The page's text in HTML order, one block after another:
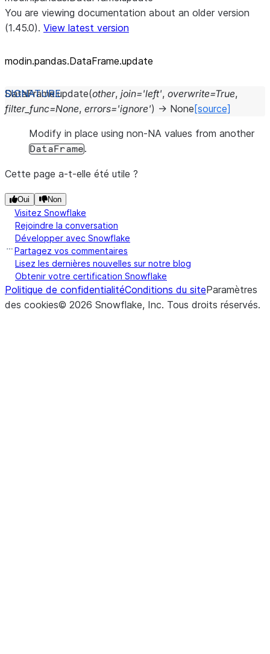
You are viewing documentation about an older version
(1.45.0). View latest version
modin.pandas.DataFrame.update
DataFrame.update(other, join='left', overwrite=True,
filter_func=None, errors='ignore') → None [source]
Modify in place using non-NA values from another
DataFrame.
Cette page a-t-elle été utile ?
Oui Non
Visitez Snowflake
Rejoindre la conversation
Développer avec Snowflake
Partagez vos commentaires
Lisez les dernières nouvelles sur notre blog
Obtenir votre certification Snowflake
Politique de confidentialitéConditions du siteParamètres
des cookies© 2026 Snowflake, Inc. Tous droits réservés.